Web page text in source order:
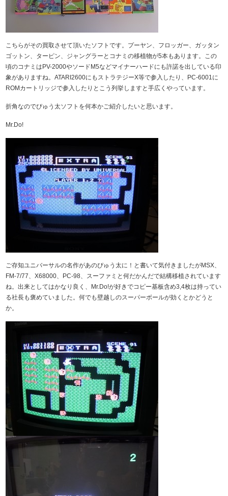
こちらがその買取させて頂いたソフトです。プーヤン、フロッガー、ガッタン
ゴットン、ターピン、ジャングラーとコナミの移植物が5本もあります。この
頃のコナミはPV-2000やソードM5などマイナーハードにも許諾を出している印
象がありますね。ATARI2600にもストラテジーX等で参入したり、PC-6001に
ROMカートリッジで参入したりとこう列挙しますと手広くやっています。
折角なのでぴゅう太ソフトを何本かご紹介したいと思います。
Mr.Do!
ご存知ユニバーサルの名作があのぴゅう太に！と書いて気付きましたがMSX、
FM-7/77、X68000、PC-98、スーファミと何だかんだで結構移植されています
ね。出来としてはかなり良く、Mr.Do!が好きでコピー基板含め3,4枚は持ってい
る社長も褒めていました。何でも壁越しのスーパーボールが効くとかどうと
か。